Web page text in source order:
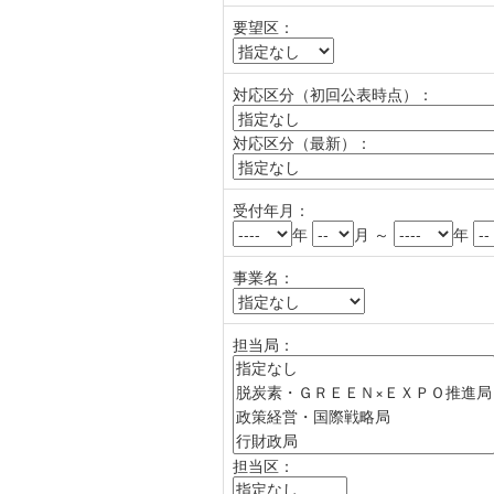
要望区：
対応区分（初回公表時点）：
対応区分（最新）：
受付年月：
年
月 ～
年
事業名：
担当局：
担当区：